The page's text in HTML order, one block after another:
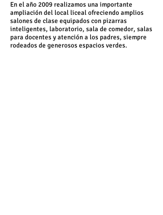
En el año 2009 realizamos una importante
ampliación del local liceal ofreciendo amplios
salones de clase equipados con pizarras
inteligentes, laboratorio, sala de comedor, salas
para docentes y atención a los padres, siempre
rodeados de generosos espacios verdes.